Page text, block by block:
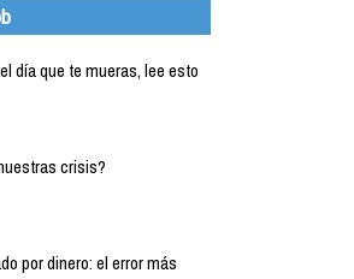
día que te mueras, lee esto
crisis?
por dinero: el error más